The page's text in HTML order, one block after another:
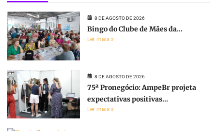
8 DE AGOSTO DE 2026
Bingo do Clube de Mães da...
Ler mais »
8 DE AGOSTO DE 2026
75ª Pronegócio: AmpeBr projeta
expectativas positivas...
Ler mais »